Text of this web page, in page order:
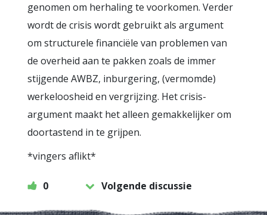
genomen om herhaling te voorkomen. Verder
wordt de crisis wordt gebruikt als argument
om structurele financiële van problemen van
de overheid aan te pakken zoals de immer
stijgende AWBZ, inburgering, (vermomde)
werkeloosheid en vergrijzing. Het crisis-
argument maakt het alleen gemakkelijker om
doortastend in te grijpen.
*vingers aflikt*
0 Volgende discussie